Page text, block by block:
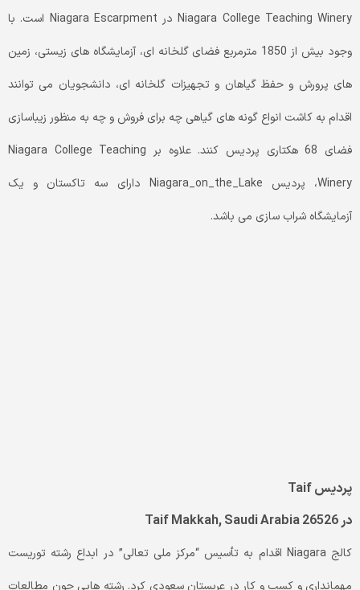
Niagara College Teaching Winery در Niagara Escarpment است. با
وجود بیش از 1850 مترمربع فضای گلخانه ای، آزمایشگاه های زیستی، زمین
های پرورش و حفظ گیاهان و تجهیزات گلخانه ای، دانشجویان می توانند
اقدام به کاشت انواع گونه های گیاهی چه برای فروش و چه به منظور زیباسازی
فضای 68 هکتاری پردیس کنند. علاوه بر Niagara College Teaching
Winery، پردیس Niagara_on_the_Lake دارای سه تاکستان و یک
آزمایشگاه شراب سازی می باشد.
پردیس Taif
در Taif Makkah, Saudi Arabia 26526
کالج Niagara اقدام به تأسیس “مرکز ملی تعالی” در ابداع رشته توریست
مهمانداری و کسب و کار در عربستان سعودی کرد. رشته هایی چون مطالعات